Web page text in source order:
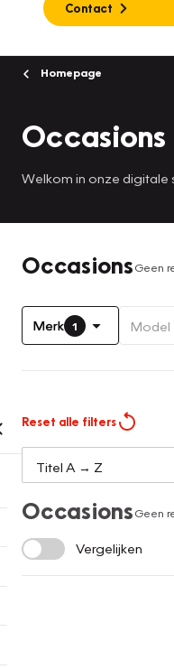
Contact
Homepage
Welkom in onze digitale
OccasionsGeen
Merk 1 Model
Reset alle filters
OccasionsGeen
Vergelijken